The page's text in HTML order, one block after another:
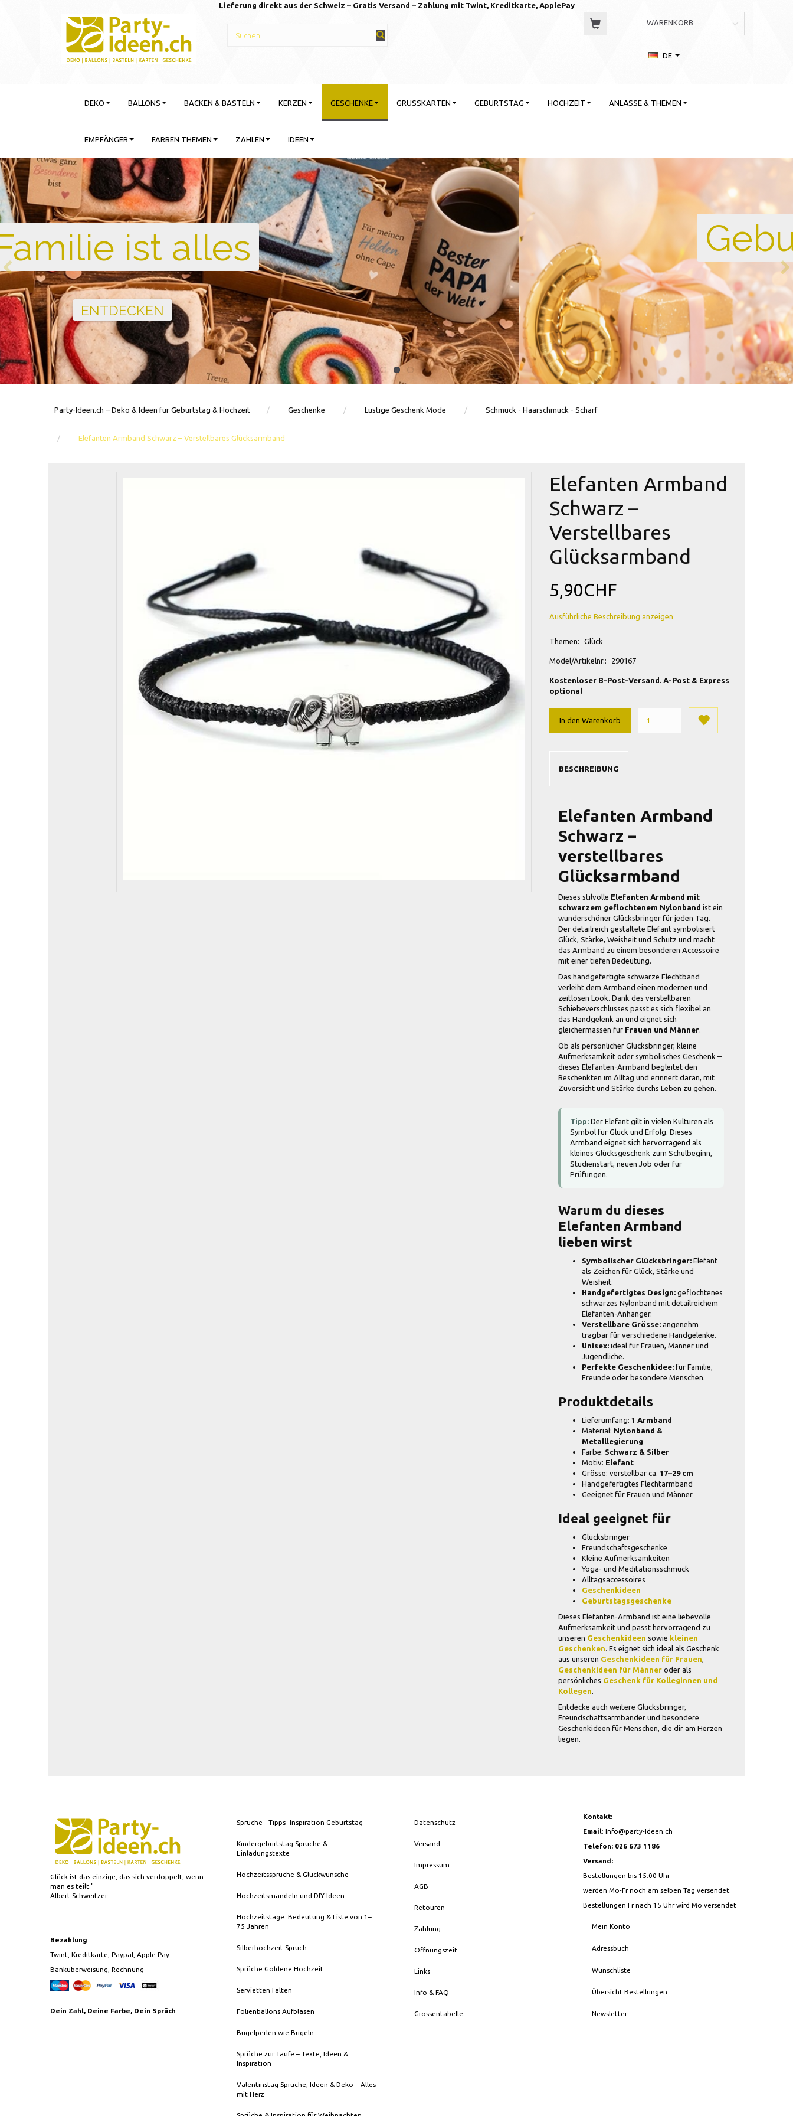
Lieferung direkt aus der Schweiz – Gratis Versand – Zahlung mit Twint, Kreditkarte, ApplePay
WARENKORB
DE
DEKO BALLONS BACKEN & BASTELN KERZEN GESCHENKE GRUSSKARTEN GEBURTSTAG HOCHZEIT ANLÄSSE & THEMEN
EMPFÄNGER FARBEN THEMEN ZAHLEN IDEEN
Geburtstag feiern mit Stil
Ballons · Tischdeko · Karten · Zahlen
GEBURTSTAGSDEKO ENTDECKEN
Party-Ideen.ch – Deko & Ideen für Geburtstag & Hochzeit Geschenke Lustige Geschenk Mode Schmuck - Haarschmuck - Scharf
Elefanten Armband Schwarz – Verstellbares Glücksarmband
Elefanten Armband
Schwarz –
Verstellbares
Glücksarmband
5,90CHF
Ausführliche Beschreibung anzeigen
Themen: Glück
Model/Artikelnr.: 290167
Kostenloser B-Post-Versand. A-Post & Express
optional
In den Warenkorb
BESCHREIBUNG
Elefanten Armband
Schwarz –
verstellbares
Glücksarmband
Dieses stilvolle Elefanten Armband mit
schwarzem geflochtenem Nylonband ist ein
wunderschöner Glücksbringer für jeden Tag.
Der detailreich gestaltete Elefant symbolisiert
Glück, Stärke, Weisheit und Schutz und macht
das Armband zu einem besonderen Accessoire
mit einer tiefen Bedeutung.
Das handgefertigte schwarze Flechtband
verleiht dem Armband einen modernen und
zeitlosen Look. Dank des verstellbaren
Schiebeverschlusses passt es sich flexibel an
das Handgelenk an und eignet sich
gleichermassen für Frauen und Männer.
Ob als persönlicher Glücksbringer, kleine
Aufmerksamkeit oder symbolisches Geschenk –
dieses Elefanten-Armband begleitet den
Beschenkten im Alltag und erinnert daran, mit
Zuversicht und Stärke durchs Leben zu gehen.
Tipp:Der Elefant gilt in vielen Kulturen als
Symbol für Glück und Erfolg. Dieses
Armband eignet sich hervorragend als
kleines Glücksgeschenk zum Schulbeginn,
Studienstart, neuen Job oder für
Prüfungen.
Warum du dieses
Elefanten Armband
lieben wirst
Symbolischer Glücksbringer:Elefant
als Zeichen für Glück, Stärke und
Weisheit.
Handgefertigtes Design:geflochtenes
schwarzes Nylonband mit detailreichem
Elefanten-Anhänger.
Verstellbare Grösse:angenehm
tragbar für verschiedene Handgelenke.
Unisex:ideal für Frauen, Männer und
Jugendliche.
Perfekte Geschenkidee:für Familie,
Freunde oder besondere Menschen.
Produktdetails
Lieferumfang: 1 Armband
Material: Nylonband &
Metalllegierung
Farbe: Schwarz & Silber
Motiv: Elefant
Grösse: verstellbar ca. 17–29 cm
Handgefertigtes Flechtarmband
Geeignet für Frauen und Männer
Ideal geeignet für
Glücksbringer
Freundschaftsgeschenke
Kleine Aufmerksamkeiten
Yoga- und Meditationsschmuck
Alltagsaccessoires
Geschenkideen
Geburtstagsgeschenke
Dieses Elefanten-Armband ist eine liebevolle
Aufmerksamkeit und passt hervorragend zu
unseren Geschenkideen sowie kleinen
Geschenken . Es eignet sich ideal als Geschenk
aus unseren Geschenkideen für Frauen
Geschenkideen für Männeroder als
persönliches Geschenk für Kolleginnen und
Kollegen
Entdecke auch weitere Glücksbringer,
Freundschaftsarmbänder und besondere
Geschenkideen für Menschen, die dir am Herzen
liegen.
Glück ist das einzige, das sich verdoppelt, wenn
man es teilt."
Albert Schweitzer
Bezahlung
Twint, Kreditkarte, Paypal, Apple Pay
Banküberweisung, Rechnung
Dein Zahl, Deine Farbe, Dein Sprüch
Spruche - Tipps- Inspiration Geburtstag
Kindergeburtstag Sprüche &
Einladungstexte
Hochzeitssprüche & Glückwünsche
Hochzeitsmandeln und DIY-Ideen
Hochzeitstage: Bedeutung & Liste von 1–
75 Jahren
Silberhochzeit Spruch
Sprüche Goldene Hochzeit
Servietten Falten
Folienballons Aufblasen
Bügelperlen wie Bügeln
Sprüche zur Taufe – Texte, Ideen &
Inspiration
Valentinstag Sprüche, Ideen & Deko – Alles
mit Herz
Datenschutz
Versand
Impressum
AGB
Retouren
Zahlung
Öffnungszeit
Links
Info & FAQ
Grössentabelle
Kontakt:
Email:Info@party-Ideen.ch
Telefon: 026 673 1186
Versand:
Bestellungen bis 15.00 Uhr
werden Mo-Fr noch am selben Tag versendet.
Bestellungen Fr nach 15 Uhr wird Mo versendet
Mein Konto
Adressbuch
Wunschliste
Übersicht Bestellungen
Newsletter